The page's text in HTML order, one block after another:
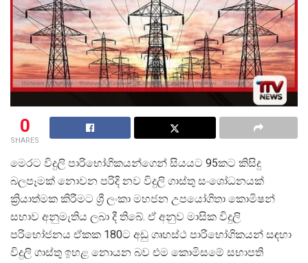
0
SHARES
මෙරට විදුලි පාරිභෝගිකයන්ගෙන් සියයට 95කට කිසිදු
බලපෑමක් නොවන පරිදි නව විදුලි ගාස්තු සංශෝධනයක්
ක්රියාත්මක කිරීමට ශ් රී ලංකා මහජන උපයෝගිතා කොමිෂන්
සභාව අනුමැතිය ලබා දී තිබේ. ඒ අනුව මාසික විදුලි
පරිභෝජනය ඒකක 180ට අඩු ගෘහස්ථ පාරිභෝගිකයන් සඳහා
විදුලි ගාස්තු ඉහළ නොයන බව එම කොමිසමේ සභාපති